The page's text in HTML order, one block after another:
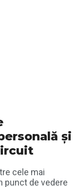
și
cele mai
punct de vedere